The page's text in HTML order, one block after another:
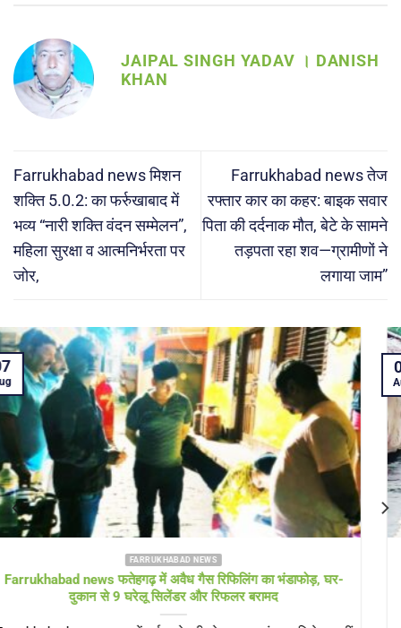
JAIPAL SINGH YADAV । DANISH
KHAN
Farrukhabad news मिशन
शक्ति 5.0.2: का फर्रुखाबाद में
भव्य “नारी शक्ति वंदन सम्मेलन”,
महिला सुरक्षा व आत्मनिर्भरता पर
जोर,
Farrukhabad news तेज
रफ्तार कार का कहर: बाइक सवार
पिता की दर्दनाक मौत, बेटे के सामने
तड़पता रहा शव—ग्रामीणों ने
लगाया जाम”
FARRUKHABAD NEWS KAIMGANJ NEWS
KAIMGANJ NEWS प्रधानमंत्री आवास योजना पर उठे सवाल! कच्चे
टीनशेड में गुजर रही जिंदगी, कई बार गुहार के बाद भी नहीं मिला गरीबों को
पक्का आशियाना
05
Aug